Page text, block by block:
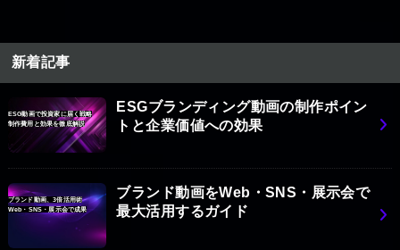
新着記事
ESG動画で投資家に届く戦略
制作費用と効果を徹底解説
ESGブランディング動画の制作ポイン
トと企業価値への効果
ブランド動画、3倍活用術
Web・SNS・展示会で成果
ブランド動画をWeb・SNS・展示会で
最大活用するガイド